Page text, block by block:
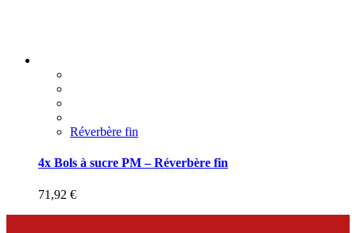
Réverbère fin
4x Bols à sucre PM – Réverbère fin
71,92 €